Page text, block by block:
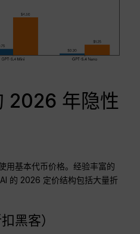
2026 年隐性
用基本代币价格。经验丰富的
的 2026 定价结构包括大量折
黑客）